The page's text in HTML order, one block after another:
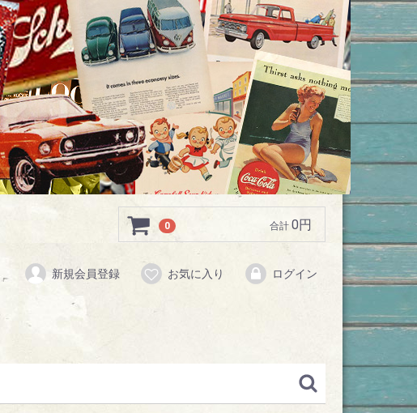
新規会員登録 お気に入り ログイン
0 合計 0円